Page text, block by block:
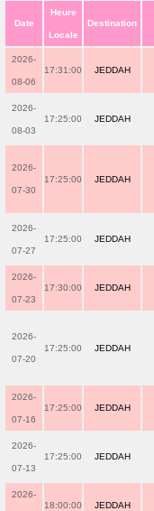
Date
Heure
Locale
Destination
2026-
08-06
17:31:00 JEDDAH
2026-
08-03
17:25:00 JEDDAH
2026-
07-30
17:25:00 JEDDAH
2026-
07-27
17:25:00 JEDDAH
2026-
07-23
17:30:00 JEDDAH
2026-
07-20
17:25:00 JEDDAH
2026-
07-16
17:25:00 JEDDAH
2026-
07-13
17:25:00 JEDDAH
2026-
18:00:00 JEDDAH